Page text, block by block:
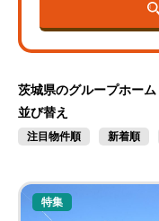
茨城県のグループホーム
並び替え
注目物件順 新着順
特集